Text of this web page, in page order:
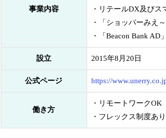
事業内容
・リテールDX及びス
・「ショッパーみえ
・「Beacon Bank AD
設立 2015年8月20日
公式ページ https://
働き方
・リモートワークOK
・フレックス制度あり